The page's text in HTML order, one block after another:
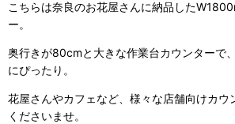
こちらは奈良のお花屋さんに納品した
ー。
奥行きが80cmと大きな作業台カウンターで
にぴったり。
花屋さんやカフェなど、様々な店舗向けカウ
くださいませ。